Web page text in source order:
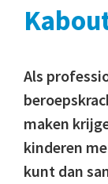
Als
maken
kinderen
kunt dan